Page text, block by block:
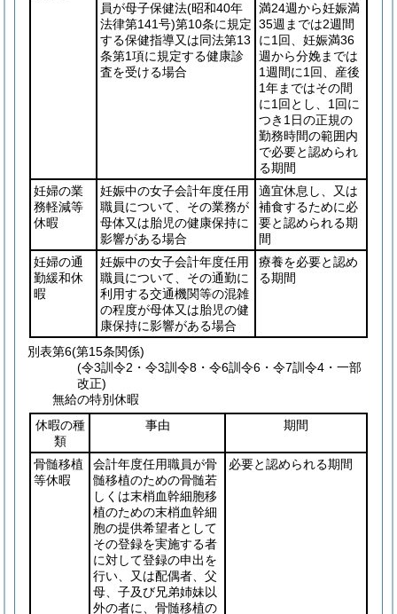
員が母子保健法(昭和40年
法律第141号)第10条に規定
する保健指導又は同法第13
条第1項に規定する健康診
査を受ける場合
満24週から妊娠満
35週までは2週間
に1回、妊娠満36
週から分娩までは
1週間に1回、産後
1年まではその間
に1回とし、1回に
つき1日の正規の
勤務時間の範囲内
で必要と認められ
る期間
妊婦の業
務軽減等
休暇
妊娠中の女子会計年度任用
職員について、その業務が
母体又は胎児の健康保持に
影響がある場合
適宜休息し、又は
補食するために必
要と認められる期
間
妊婦の通
勤緩和休
暇
妊娠中の女子会計年度任用
職員について、その通勤に
利用する交通機関等の混雑
の程度が母体又は胎児の健
康保持に影響がある場合
療養を必要と認め
る期間
別表第6(第15条関係)
(令3訓令2・令3訓令8・令6訓令6・令7訓令4・一部
改正)
無給の特別休暇
休暇の種
類
事由 期間
骨髄移植
等休暇
会計年度任用職員が骨
髄移植のための骨髄若
しくは末梢血幹細胞移
植のための末梢血幹細
胞の提供希望者として
その登録を実施する者
に対して登録の申出を
行い、又は配偶者、父
母、子及び兄弟姉妹以
外の者に、骨髄移植の
必要と認められる期間